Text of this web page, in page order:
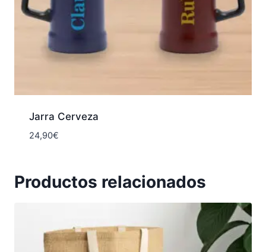
Jarra Cerveza
24,90€
Productos relacionados